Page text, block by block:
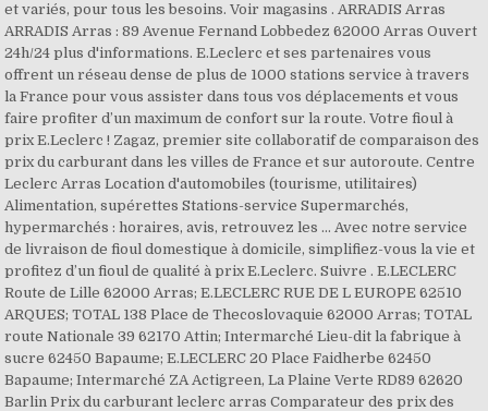
et variés, pour tous les besoins. Voir magasins . ARRADIS Arras
ARRADIS Arras : 89 Avenue Fernand Lobbedez 62000 Arras Ouvert
24h/24 plus d'informations. E.Leclerc et ses partenaires vous
offrent un réseau dense de plus de 1000 stations service à travers
la France pour vous assister dans tous vos déplacements et vous
faire profiter d’un maximum de confort sur la route. Votre fioul à
prix E.Leclerc ! Zagaz, premier site collaboratif de comparaison des
prix du carburant dans les villes de France et sur autoroute. Centre
Leclerc Arras Location d'automobiles (tourisme, utilitaires)
Alimentation, supérettes Stations-service Supermarchés,
hypermarchés : horaires, avis, retrouvez les … Avec notre service
de livraison de fioul domestique à domicile, simplifiez-vous la vie et
profitez d’un fioul de qualité à prix E.Leclerc. Suivre . E.LECLERC
Route de Lille 62000 Arras; E.LECLERC RUE DE L EUROPE 62510
ARQUES; TOTAL 138 Place de Thecoslovaquie 62000 Arras; TOTAL
route Nationale 39 62170 Attin; Intermarché Lieu-dit la fabrique à
sucre 62450 Bapaume; E.LECLERC 20 Place Faidherbe 62450
Bapaume; Intermarché ZA Actigreen, La Plaine Verte RD89 62620
Barlin Prix du carburant leclerc arras Comparateur des prix des